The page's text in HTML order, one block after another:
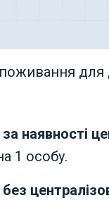
наявності
1 особу.